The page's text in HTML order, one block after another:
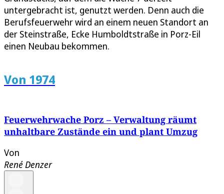
untergebracht ist, genutzt werden. Denn auch die
Berufsfeuerwehr wird an einem neuen Standort an
der Steinstraße, Ecke Humboldtstraße in Porz-Eil
einen Neubau bekommen.
Von 1974
Feuerwehrwache Porz – Verwaltung räumt
unhaltbare Zustände ein und plant Umzug
Von
René Denzer